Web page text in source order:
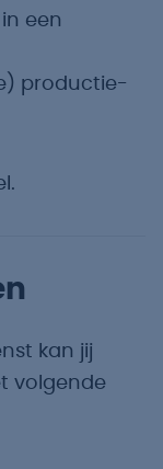
een
productie-
kan jij
volgende